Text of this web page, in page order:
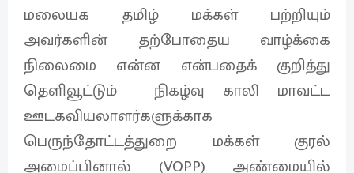
மலையக தமிழ் மக்கள் பற்றியும்
அவர்களின் தற்போதைய வாழ்க்கை
நிலைமை என்ன என்பதைக் குறித்து
தெளிவூட்டும் நிகழ்வு காலி மாவட்ட
ஊடகவியலாளர்களுக்காக
பெருந்தோட்டத்துறை மக்கள் குரல்
அமைப்பினால் (VOPP) அண்மையில்